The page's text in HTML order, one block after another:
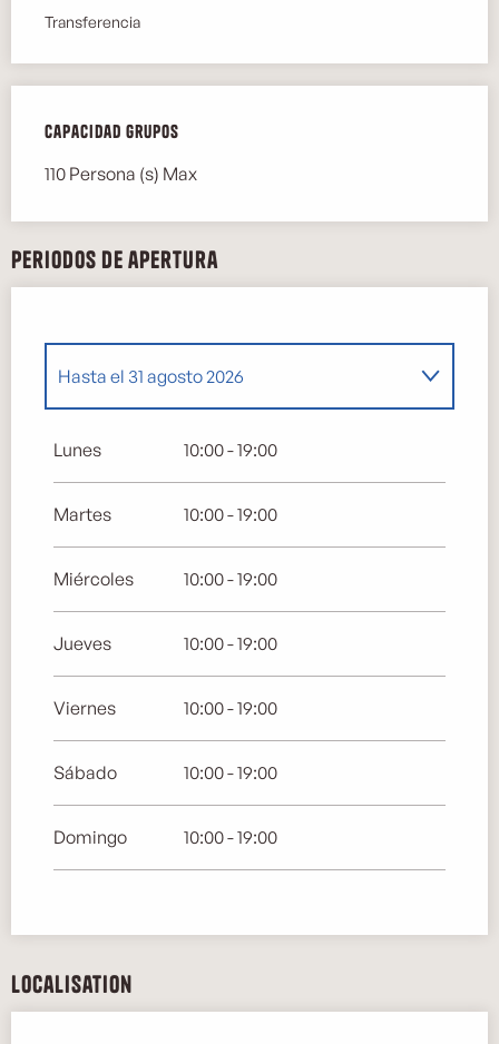
Transferencia
Capacidad grupos
Capacidad grupos
110 Persona (s) Max
Periodos de apertura
1 mayo 2026al 30 junio 2026
Hasta el 31 agosto 2026
2026
Del 1 octubre 2026al31 octubre 2026
2026
Del 1 diciembre 2026 al31 diciembre 2026
Del 1 enero 2027al 31 enero 2027
Del 1 febrero 2027 al28 febrero 2027
Lunes 10:00 - 19:00
Martes 10:00 - 19:00
Miércoles 10:00 - 19:00
Jueves 10:00 - 19:00
Viernes 10:00 - 19:00
Sábado 10:00 - 19:00
Domingo 10:00 - 19:00
Localisation